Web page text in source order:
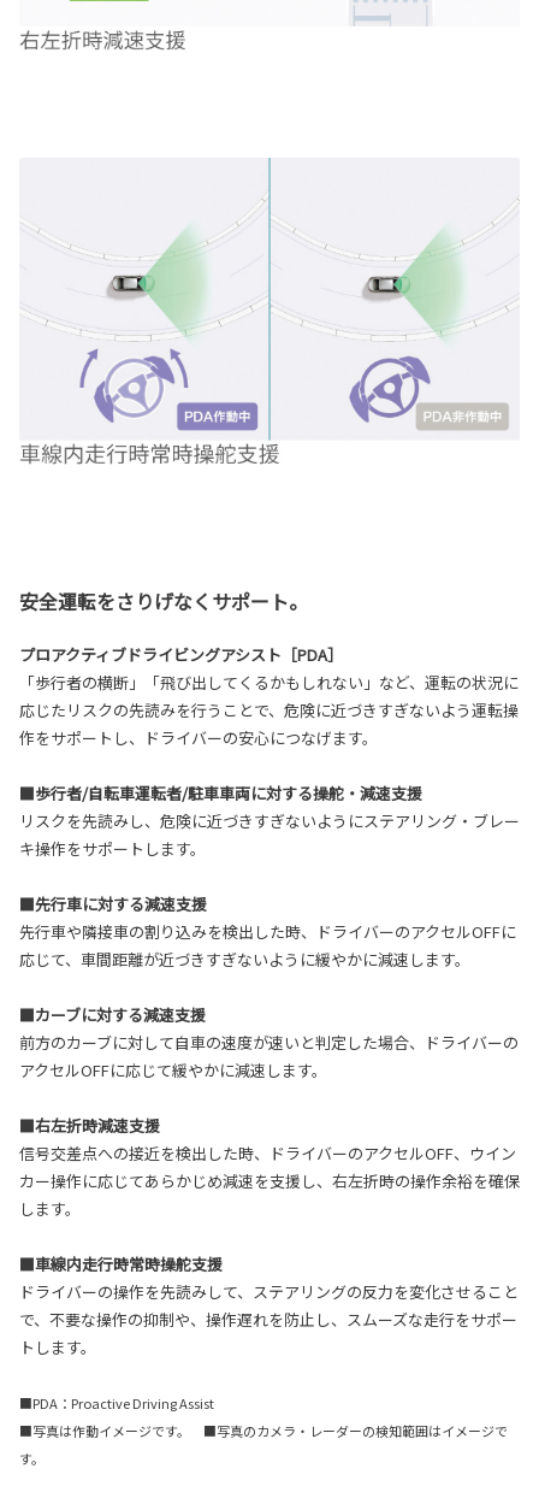
安全運転をさりげなくサポート。
プロアクティブドライビングアシスト［PDA］
「歩行者の横断」「飛び出してくるかもしれない」など、運転の状況に
応じたリスクの先読みを行うことで、危険に近づきすぎないよう運転操
作をサポートし、ドライバーの安心につなげます。
■歩行者/自転車運転者/駐車車両に対する操舵・減速支援
リスクを先読みし、危険に近づきすぎないようにステアリング・ブレー
キ操作をサポートします。
■先行車に対する減速支援
先行車や隣接車の割り込みを検出した時、ドライバーのアクセルOFFに
応じて、車間距離が近づきすぎないように緩やかに減速します。
■カーブに対する減速支援
前方のカーブに対して自車の速度が速いと判定した場合、ドライバーの
アクセルOFFに応じて緩やかに減速します。
■右左折時減速支援
信号交差点への接近を検出した時、ドライバーのアクセルOFF、ウイン
カー操作に応じてあらかじめ減速を支援し、右左折時の操作余裕を確保
します。
■車線内走行時常時操舵支援
ドライバーの操作を先読みして、ステアリングの反力を変化させること
で、不要な操作の抑制や、操作遅れを防止し、スムーズな走行をサポー
トします。
■PDA：Proactive Driving Assist
■写真は作動イメージです。 ■写真のカメラ・レーダーの検知範囲はイメージで
す。